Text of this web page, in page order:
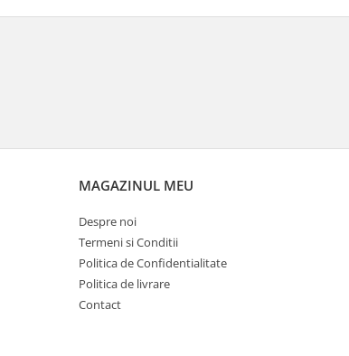
MAGAZINUL MEU
Despre noi
Termeni si Conditii
Politica de Confidentialitate
Politica de livrare
Contact